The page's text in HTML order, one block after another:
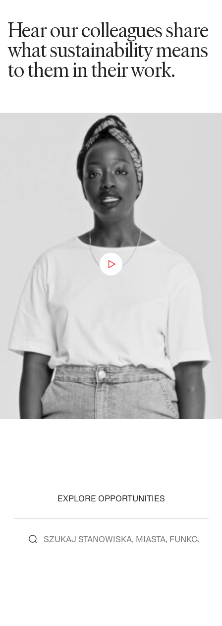
Hear our colleagues share
what sustainability means
to them in their work.
EXPLORE OPPORTUNITIES